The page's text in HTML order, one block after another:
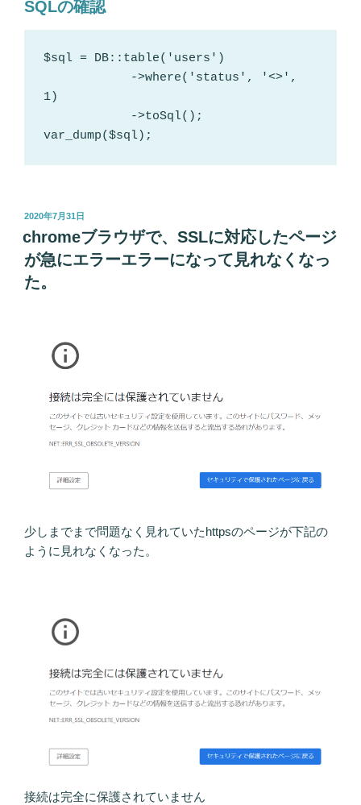
SQLの確認
$sql = DB::table('users')
1)
var_dump($sql);
投
日:
2020年7月31日
chromeブラウザで、SSLに対応したページ
が急にエラーエラーになって見れなくなっ
た。
少しまでまで問題なく見れていたhttpsのページが下記の
ように見れなくなった。
接続は完全に保護されていません